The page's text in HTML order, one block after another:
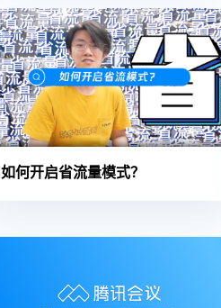
如何开启省流量模式？